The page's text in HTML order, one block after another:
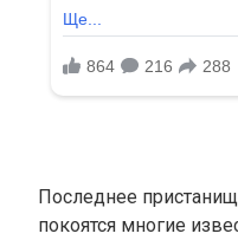
Последнее
покоятся многие